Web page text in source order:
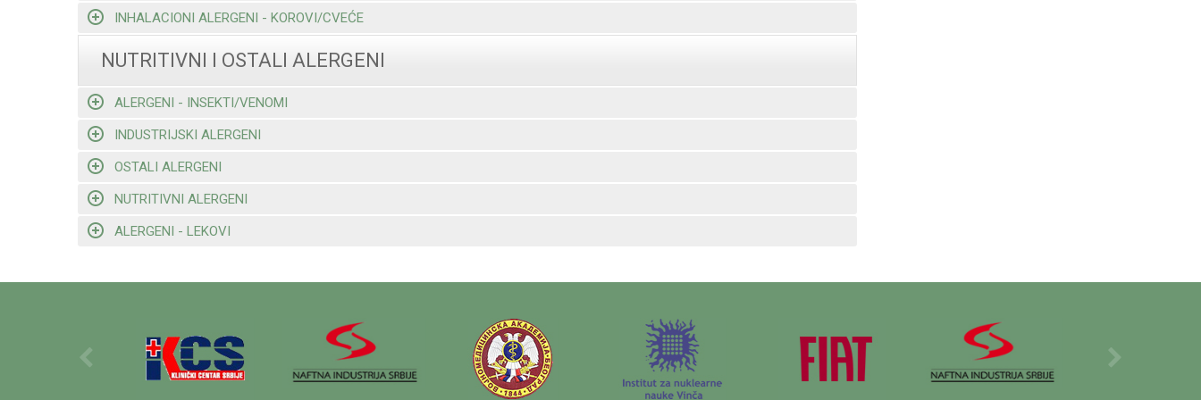
INHALACIONI ALERGENI - KOROVI/CVEĆE
NUTRITIVNI I OSTALI ALERGENI
ALERGENI - INSEKTI/VENOMI
INDUSTRIJSKI ALERGENI
OSTALI ALERGENI
NUTRITIVNI ALERGENI
ALERGENI - LEKOVI